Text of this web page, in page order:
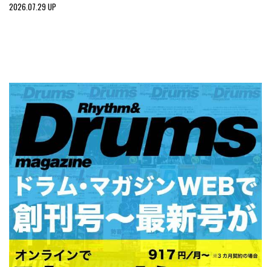
2026.07.29 UP